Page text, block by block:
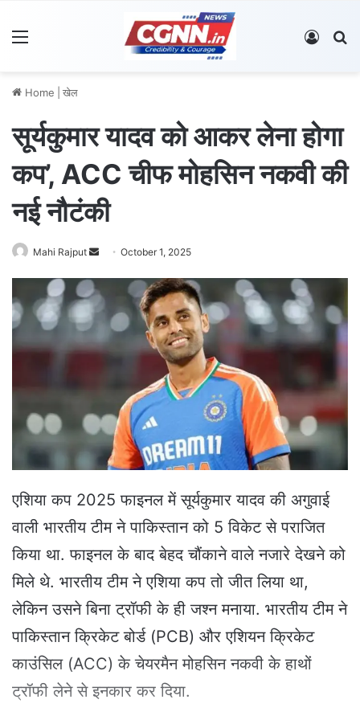
Log In
Home खेल
सूर्यकुमार यादव को आकर लेना होगा
कप’, ACC चीफ मोहसिन नकवी की
नई नौटंकी
Mahi Rajput
n
n
i
l
October 1, 2025
एशिया कप 2025 फाइनल में सूर्यकुमार यादव की अगुवाई
वाली भारतीय टीम ने पाकिस्तान को 5 विकेट से पराजित
किया था. फाइनल के बाद बेहद चौंकाने वाले नजारे देखने को
मिले थे. भारतीय टीम ने एशिया कप तो जीत लिया था,
लेकिन उसने बिना ट्रॉफी के ही जश्न मनाया. भारतीय टीम ने
पाकिस्तान क्रिकेट बोर्ड (PCB) और एशियन क्रिकेट
काउंसिल (ACC) के चेयरमैन मोहसिन नकवी के हाथों
ट्रॉफी लेने से इनकार कर दिया.